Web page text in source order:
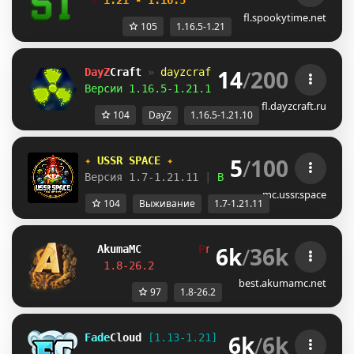
fl.spookytime.net
105 1.16.5-1.21
DayZCraft »
dayzcraft.ru
Версии 1.16.5-1.21.10 | Зомби апокалипсис!
14/200
fl.dayzcraft.ru
104 DayZ 1.16.5-1.21.10
✦ USSR SPACE ✦
Версия 1.7-1.21.11
Выживание | Приваты
5/100
mc.ussr.space
104 Выживание 1.7-1.21.11
AkumaMC Pr so n S2 in
8h, 10m, 9s
1.8-26.2
Join Now ┃ discord.gg/
6k/36k
best.akumamc.net
97 1.8-26.2
FadeCloud [1.13-1.21] PRISON GENS
6k/6k